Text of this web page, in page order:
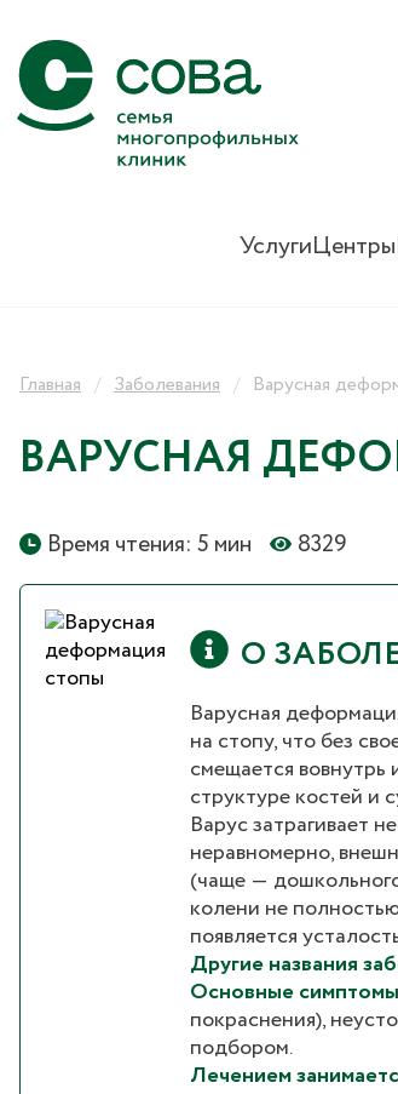
УслугиЦентры
Главная Заболевания Варусная
ВАРУСНАЯ
Время чтения: 5 мин 8329
О
Варусная
на стопу, что без
смещается вовнутрь
структуре костей и
Варус затрагивает
неравномерно,
(чаще ―
колени не
появляется
Другие названия
Основные
покраснения),
подбором.
Лечением